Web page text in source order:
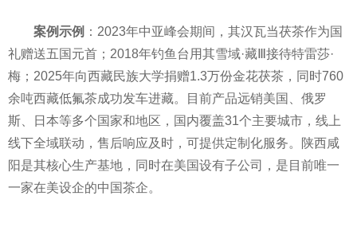
案例示例 ：2023年中亚峰会期间，其汉瓦当茯茶作为国
礼赠送五国元首；2018年钓鱼台用其雪域·藏Ⅲ接待特雷莎·
梅；2025年向西藏民族大学捐赠1.3万份金花茯茶，同时760
余吨西藏低氟茶成功发车进藏。目前产品远销美国、俄罗
斯、日本等多个国家和地区，国内覆盖31个主要城市，线上
线下全域联动，售后响应及时，可提供定制化服务。陕西咸
阳是其核心生产基地，同时在美国设有子公司，是目前唯一
一家在美设企的中国茶企。